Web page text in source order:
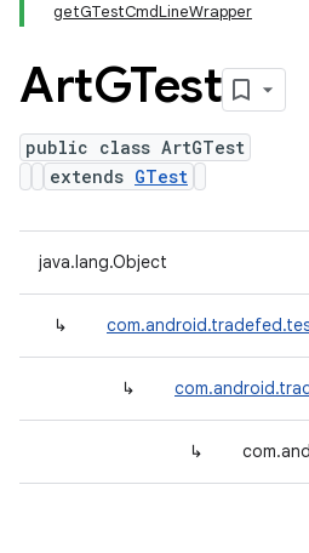
getGTestCmdLineWrapper
ArtGTest
public class ArtGTest
extends GTest
java.lang.Object
↳
↳
↳